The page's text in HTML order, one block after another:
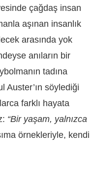
çağdaş insan
aşınan insanlık
arasında yok
anıların bir
tadına
Auster’ın söylediği
farklı hayata
“Bir yaşam, yalnızca
örnekleriyle, kendi